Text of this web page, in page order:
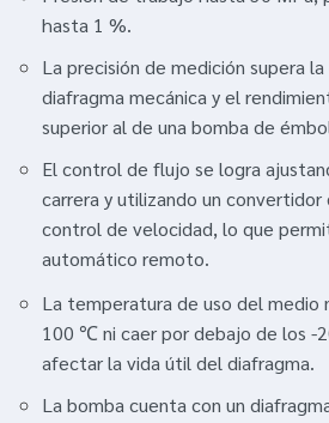
hasta 1 %.
La precisión de medición supera
diafragma mecánica y el
superior al de una bomba de
El control de flujo se logra
carrera y utilizando un
control de velocidad, lo que
automático remoto.
La temperatura de uso del medio
100 ℃ ni caer por debajo de los -
afectar la vida útil del diafragma.
La bomba cuenta con un